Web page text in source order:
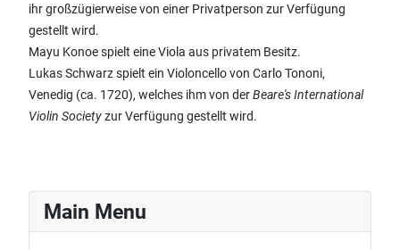
ihr großzügierweise von einer Privatperson zur Verfügung
gestellt wird.
Mayu Konoe spielt eine Viola aus privatem Besitz.
Lukas Schwarz spielt ein Violoncello von Carlo Tononi,
Venedig (ca. 1720), welches ihm von derBeare's International
Violin Societyzur Verfügung gestellt wird.
Main Menu